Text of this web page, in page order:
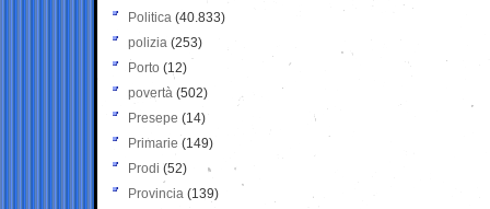
Politica (40.833)
polizia (253)
Porto (12)
povertà (502)
Presepe (14)
Primarie (149)
Prodi (52)
Provincia (139)